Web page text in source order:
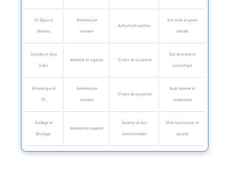
Or, Bijoux et
Montres
Immédiat par
virement
Authenticité certifiée
Test acide et pesée
officielle
Consoles et Jeux
Vidéo
Immédiat en espèces 12 mois de couverture
Test de lecture et
connectique
Informatique et
PC
Immédiat par
virement
12 mois de couverture
Audit système et
composants
Outillage et
Bricolage
Immédiat en espèces
Garantie de bon
fonctionnement
Mise sous tension et
sécurité